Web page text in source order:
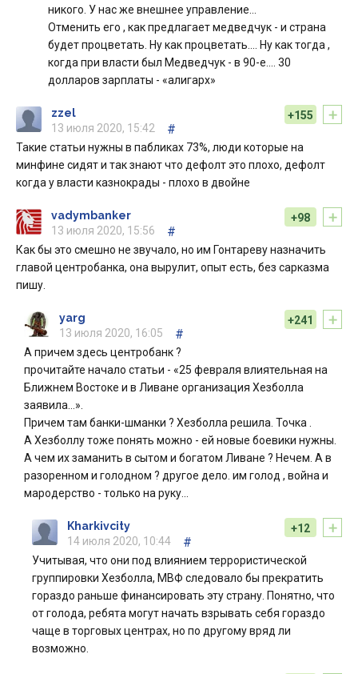
никого. У нас же внешнее управление...
Отменить его , как предлагает медведчук - и страна
будет процветать. Ну как процветать.... Ну как тогда ,
когда при власти был Медведчук - в 90-е.... 30
долларов зарплаты - «алигарх»
+
+155
zzel
13 июля 2020, 15:42
#
Такие статьи нужны в пабликах 73%, люди которые на
минфине сидят и так знают что дефолт это плохо, дефолт
когда у власти казнокрады - плохо в двойне
+
+98
vadymbanker
13 июля 2020, 15:56
#
Как бы это смешно не звучало, но им Гонтареву назначить
главой центробанка, она вырулит, опыт есть, без сарказма
пишу.
+
+241
yarg
13 июля 2020, 16:05
#
А причем здесь центробанк ?
прочитайте начало статьи - «25 февраля влиятельная на
Ближнем Востоке и в Ливане организация Хезболла
заявила...».
Причем там банки-шманки ? Хезболла решила. Точка .
А Хезболлу тоже понять можно - ей новые боевики нужны.
А чем их заманить в сытом и богатом Ливане ? Нечем. А в
разоренном и голодном ? другое дело. им голод , война и
мародерство - только на руку...
+
+12
Kharkivcity
14 июля 2020, 10:44
#
Учитывая, что они под влиянием террористической
группировки Хезболла, МВФ следовало бы прекратить
гораздо раньше финансировать эту страну. Понятно, что
от голода, ребята могут начать взрывать себя гораздо
чаще в торговых центрах, но по другому вряд ли
возможно.